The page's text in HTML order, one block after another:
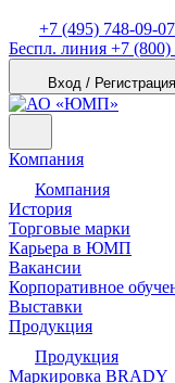
+7 (495) 748-09-07
Беспл. линия +7 (800)
Вход / Регистрация
Компания
Компания
История
Торговые марки
Карьера в ЮМП
Вакансии
Корпоративное
Выставки
Продукция
Продукция
Маркировка BRADY